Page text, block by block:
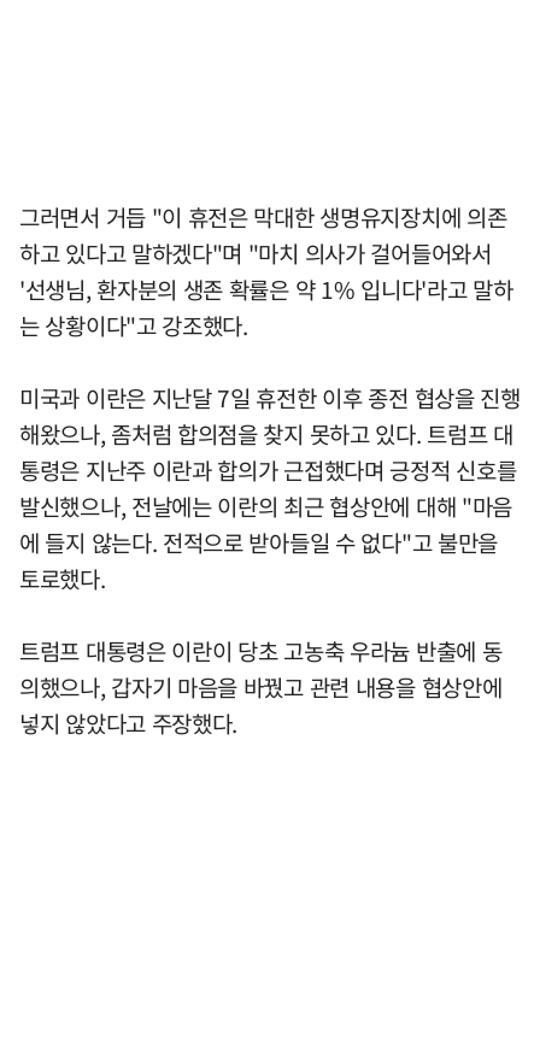
그러면서 거듭 "이 휴전은 막대한 생명유지장치에 의존
하고 있다고 말하겠다"며 "마치 의사가 걸어들어와서
'선생님, 환자분의 생존 확률은 약 1% 입니다'라고 말하
는 상황이다"고 강조했다.
미국과 이란은 지난달 7일 휴전한 이후 종전 협상을 진행
해왔으나, 좀처럼 합의점을 찾지 못하고 있다. 트럼프 대
통령은 지난주 이란과 합의가 근접했다며 긍정적 신호를
발신했으나, 전날에는 이란의 최근 협상안에 대해 "마음
에 들지 않는다. 전적으로 받아들일 수 없다"고 불만을
토로했다.
트럼프 대통령은 이란이 당초 고농축 우라늄 반출에 동
의했으나, 갑자기 마음을 바꿨고 관련 내용을 협상안에
넣지 않았다고 주장했다.